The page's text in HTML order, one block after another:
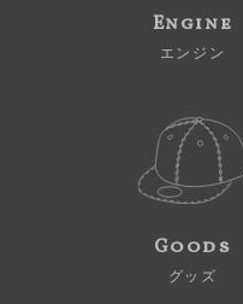
Engine
エンジン
Goods
グッズ